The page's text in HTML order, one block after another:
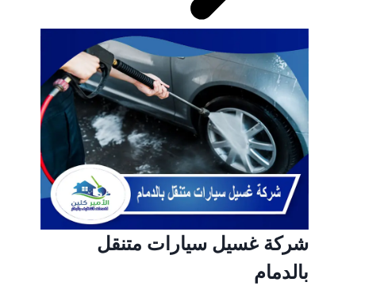
شركة غسيل سيارات متنقل
بالدمام